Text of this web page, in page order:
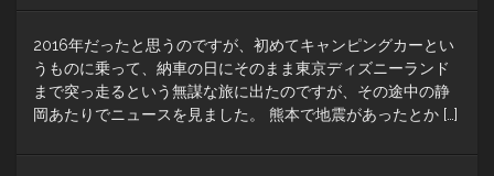
2016年だったと思うのですが、初めてキャンピングカーとい
うものに乗って、納車の日にそのまま東京ディズニーランド
まで突っ走るという無謀な旅に出たのですが、その途中の静
岡あたりでニュースを見ました。 熊本で地震があったとか […]